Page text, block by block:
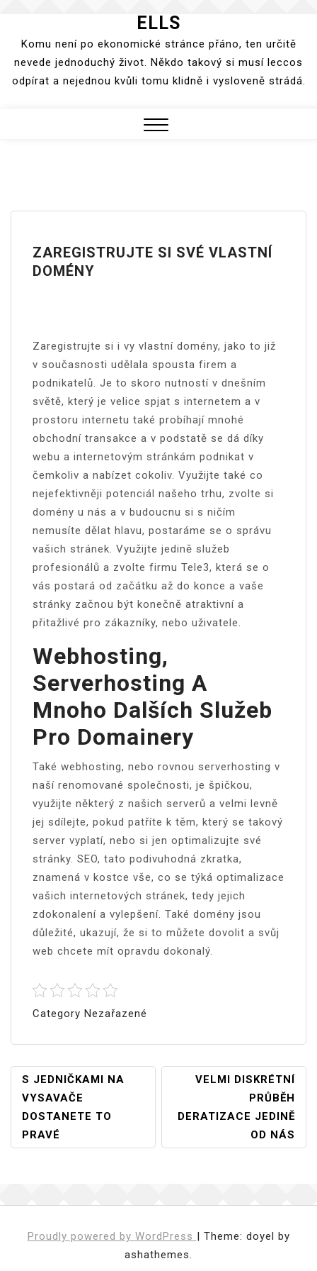
content
ELLS
Komu není po ekonomické stránce přáno, ten určitě
nevede jednoduchý život. Někdo takový si musí leccos
odpírat a nejednou kvůli tomu klidně i vysloveně strádá.
ZAREGISTRUJTE SI SVÉ VLASTNÍ
DOMÉNY
Zaregistrujte si i vy vlastní domény, jako to již
v současnosti udělala spousta firem a
podnikatelů. Je to skoro nutností v dnešním
světě, který je velice spjat s internetem a v
prostoru internetu také probíhají mnohé
obchodní transakce a v podstatě se dá díky
webu a internetovým stránkám podnikat v
čemkoliv a nabízet cokoliv. Využijte také co
nejefektivněji potenciál našeho trhu, zvolte si
domény u nás a v budoucnu si s ničím
nemusíte dělat hlavu, postaráme se o správu
vašich stránek. Využijte jedině služeb
profesionálů a zvolte firmu Tele3, která se o
vás postará od začátku až do konce a vaše
stránky začnou být konečně atraktivní a
přitažlivé pro zákazníky, nebo uživatele.
Webhosting,
Serverhosting A
Mnoho Dalších Služeb
Pro Domainery
Také webhosting, nebo rovnou serverhosting v
naší renomované společnosti, je špičkou,
využijte některý z našich serverů a velmi levně
jej sdílejte, pokud patříte k těm, který se takový
server vyplatí, nebo si jen optimalizujte své
stránky. SEO, tato podivuhodná zkratka,
znamená v kostce vše, co se týká optimalizace
vašich internetových stránek, tedy jejich
zdokonalení a vylepšení. Také domény jsou
důležité, ukazují, že si to můžete dovolit a svůj
web chcete mít opravdu dokonalý.
Category Nezařazené
Navigace
Pro
Příspěvek
S JEDNIČKAMI NA
VYSAVAČE
DOSTANETE TO
PRAVÉ
VELMI DISKRÉTNÍ
PRŮBĚH
DERATIZACE JEDINĚ
OD NÁS
Proudly powered by WordPress | Theme: doyel by
ashathemes.